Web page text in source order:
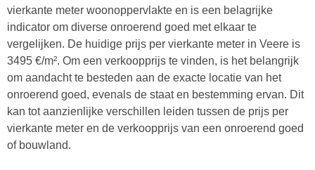
vierkante meter woonoppervlakte en is een belagrijke
indicator om diverse onroerend goed met elkaar te
vergelijken. De huidige prijs per vierkante meter in Veere is
3495 €/m². Om een verkoopprijs te vinden, is het belangrijk
om aandacht te besteden aan de exacte locatie van het
onroerend goed, evenals de staat en bestemming ervan. Dit
kan tot aanzienlijke verschillen leiden tussen de prijs per
vierkante meter en de verkoopprijs van een onroerend goed
of bouwland.